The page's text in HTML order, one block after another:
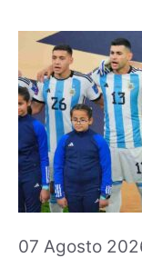
07 Agosto